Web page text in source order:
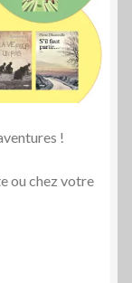
!
ou chez votre